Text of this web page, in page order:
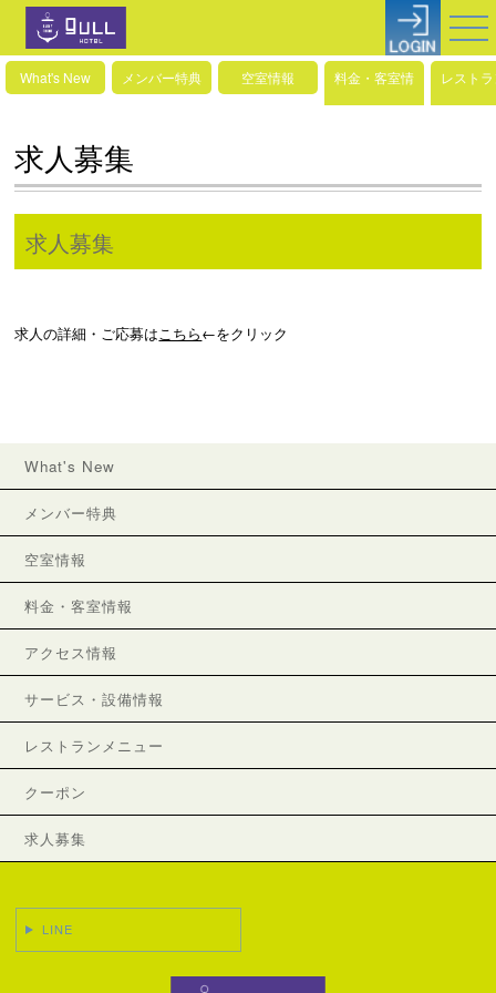
What's New メンバー特典 空室情報
料金・客室情
報
レスト
ニュ
求人募集
求人募集
求人の詳細・ご応募はこちら←をクリック
What's New
メンバー特典
空室情報
料金・客室情報
アクセス情報
サービス・設備情報
レストランメニュー
クーポン
求人募集
LINE